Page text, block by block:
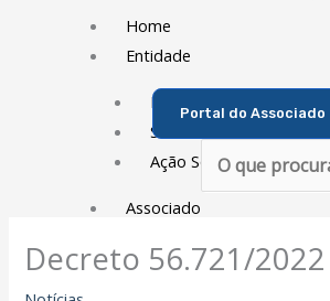
Home
Entidade
Diretoria
Sede Social
Ação Social
Associado
Porque ser um Associado
Portal do Associado
Pesquisar
Decreto 56.721/2022